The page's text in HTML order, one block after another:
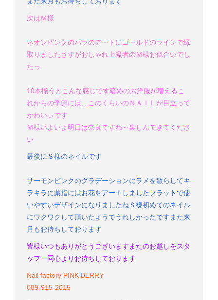
次はＭ様
ネオンピンクのバラのアートにゴールドのラインで縁
取りました さすがおしゃれ上級者のＭ様お似合いでし
たっ
10本揃うとこんな感じです暗めのお洋服が増えるこ
れからの季節には、このくらいのＮＡＩＬが目立って
かわいぃです
Ｍ様いよいよ明日は奈良ですね～楽しんできてくださ
い
最後にＳ様のネイルです
サーモンピンクのグラデーションにラメを散らしてキ
ラキラに薬指にはお花をアートしましたフラットで使
いやすいデザインになりましたね Ｓ様初めてのネイル
にワクワクして頂いたようでうれしかったです また来
月もお待ちしております
皆様いつもありがとうございます またのお越しをスタ
ッフ一同心よりお待ちしております
Nail factory PINK BERRY
089-915-2015